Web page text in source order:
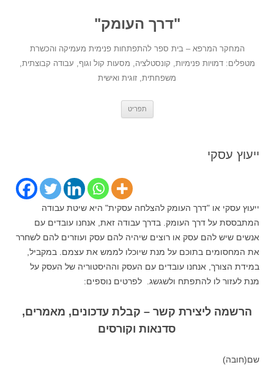
"דרך העומק"
המחקר המרפא – בית ספר להתפתחות פנימית מעמיקה והכשרת
מטפלים: דמויות פנימיות, קונסטלציה, מסעות קול וגוף, עבודה קבוצתית,
משפחתית, זוגית ואישית
תפריט
ייעוץ עסקי
ייעוץ עסקי או "דרך העומק להצלחה עסקית" היא שיטת עבודה
המתבססת על דרך העומק. בדרך עבודה זאת, אנחנו עובדים עם
אנשים שיש להם עסק או רוצים שיהיה להם עסק ועוזרים להם לשחרר
את המחסומים בתוכם על מנת שיוכלו לממש את עצמם. במקביל,
במידת הצורך, אנחנו עובדים עם העסק וההיסטוריה של העסק על
מנת לעזור לו להתפתח ולשגשג. לפרטים נוספים:
הרשמה ליצירת קשר – קבלת עדכונים, מאמרים,
סדנאות וקורסים
שם(חובה)